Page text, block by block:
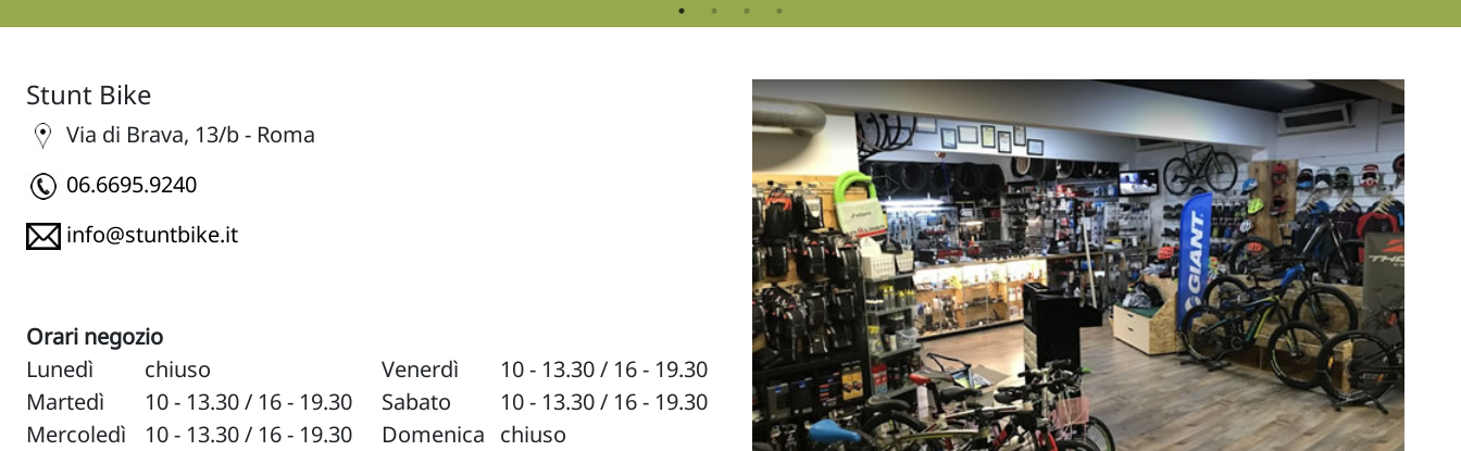
Stunt Bike
Via di Brava, 13/b - Roma
06.6695.9240
info@stuntbike.it
Orari negozio
Lunedì
chiuso
Martedì
10 - 13.30 / 16 - 19.30
Mercoledì
10 - 13.30 / 16 - 19.30
Venerdì
10 - 13.30 / 16 - 19.30
Sabato
10 - 13.30 / 16 - 19.30
Domenica chiuso